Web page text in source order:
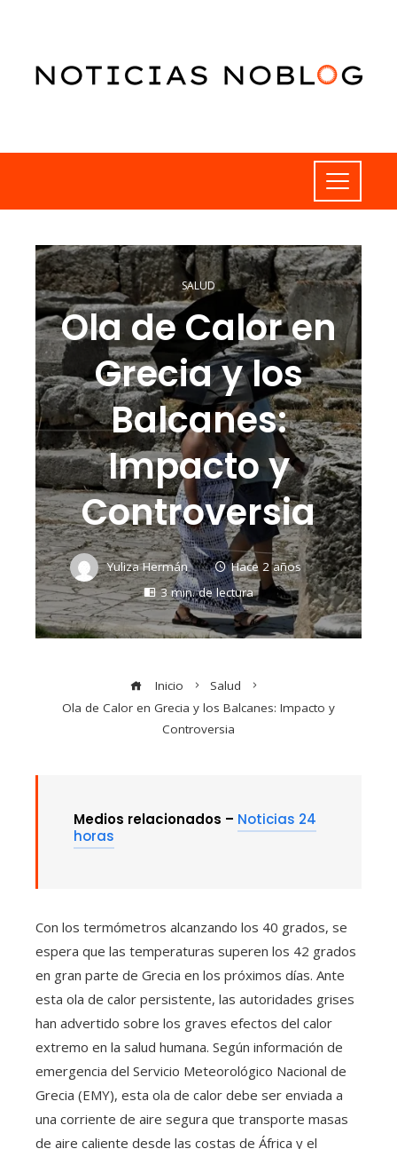
SALUD
Ola de Calor en
Grecia y los
Balcanes:
Impacto y
Controversia
Yuliza Hermán
Hace 2 años
3 min. de lectura
Inicio
Salud
Ola de Calor en Grecia y los Balcanes: Impacto y
Controversia
Medios relacionados – Noticias 24
horas
Con los termómetros alcanzando los 40 grados, se
espera que las temperaturas superen los 42 grados
en gran parte de Grecia en los próximos días. Ante
esta ola de calor persistente, las autoridades grises
han advertido sobre los graves efectos del calor
extremo en la salud humana. Según información de
emergencia del Servicio Meteorológico Nacional de
Grecia (EMY), esta ola de calor debe ser enviada a
una corriente de aire segura que transporte masas
de aire caliente desde las costas de África y el